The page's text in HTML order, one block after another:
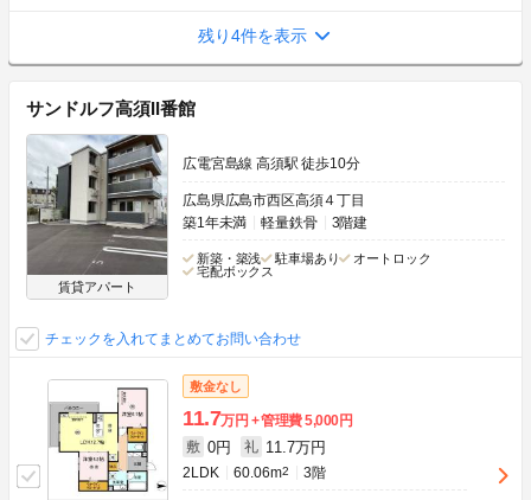
残り4件を表示
サンドルフ高須II番館
賃貸アパート
広電宮島線 高須駅 徒歩10分
広島県広島市西区高須４丁目
築1年未満
軽量鉄骨 3階建
新築・築浅 駐車場あり
オートロック
宅配ボックス
チェックを入れてまとめてお問い合わせ
敷金なし
11.7万円 管理費5,000円
敷 0円 礼 11.7万円
2LDK 60.06m2 3階